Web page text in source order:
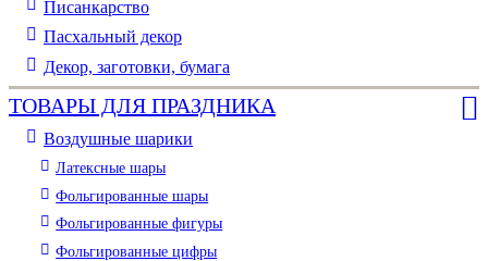
Писанкарство
Пасхальный декор
Декор, заготовки, бумага
ТОВАРЫ ДЛЯ ПРАЗДНИКА
Воздушные шарики
Латексные шары
Фольгированные шары
Фольгированные фигуры
Фольгированные цифры